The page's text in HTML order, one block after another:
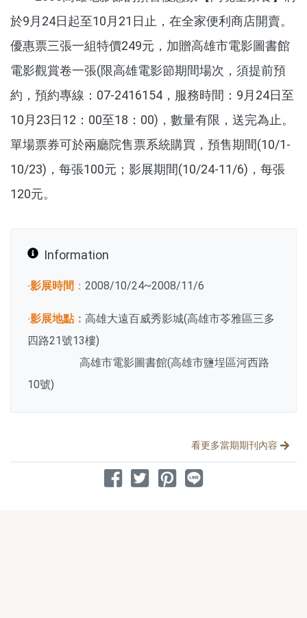
於9月24日起至10月21日止，在全家便利商店開賣。
優惠票三張一組特價249元，加贈高雄市電影圖書館
電影觀賞卷一張(限高雄電影節期間場次，須提前預
約，預約專線：07-2416154，服務時間：9月24日至
10月23日12：00至18：00)，數量有限，送完為止。
單場票券可於兩廳院售票系統購買，預售期間(10/1-
10/23)，每張100元；影展期間(10/24-11/6)，每張
120元。
Information
‧影展時間 ： 2008/10/24~2008/11/6
‧影展地點： 高雄大遠百威秀影城(高雄市苓雅區三多
四路21號13樓)
高雄市電影圖書館(高雄市鹽埕區河西路
10號)
看更多當期期刊內容
分享文章
分享到 Facebook
分享到 Twitter
分享到 Pinterest
分享到 Line